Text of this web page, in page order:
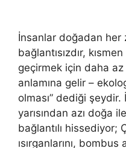
İnsanlar doğadan
bağlantısızdır,
geçirmek için daha
anlamına gelir –
olması” dediği
yarısından azı doğa
bağlantılı hissediyor;
ısırganlarını, bombus